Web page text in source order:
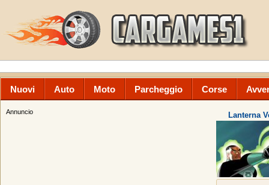
Nuovi Auto Moto Parcheggio Corse
Annuncio Lanterna